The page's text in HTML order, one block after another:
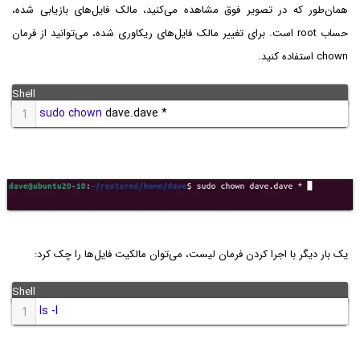
همان‌طور که در تصویر فوق مشاهده می‌کنید، مالک فایل‌های بازیابی شده،
حساب root است. برای تغییر مالک فایل‌های ریکاوری شده، می‌توانید از فرمان
chown استفاده کنید.
1 sudo chown dave.dave *
یک بار دیگر با اجرا کردن فرمان لیست، می‌توان مالکیت فایل‌ها را چک کرد:
1 ls -l